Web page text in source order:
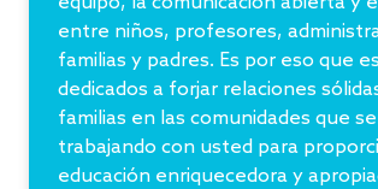
entre niños, profesores,
familias y padres. Es por eso que
dedicados a forjar relaciones
familias en las comunidades que
trabajando con usted para
educación enriquecedora y